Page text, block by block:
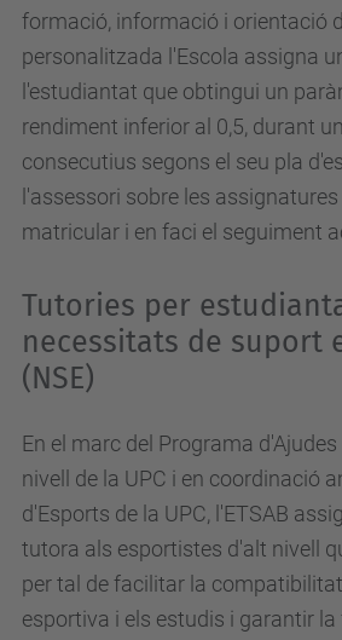
formació, informació i orientació
personalitzada l'Escola assigna
l'estudiantat que obtingui un
rendiment inferior al 0,5, durant
consecutius segons el seu pla
l'assessori sobre les
matricular i en faci el seguiment
Tutories per
necessitats de suport
(NSE)
En el marc del Programa
nivell de la UPC i en coordinació
d'Esports de la UPC, l'ETSAB
tutora als esportistes d'alt nivell
per tal de facilitar la
esportiva i els estudis i garantir la